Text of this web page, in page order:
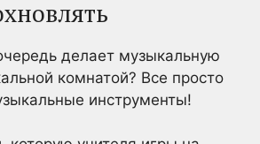
делает музыкальную
комнатой? Все просто
инструменты!